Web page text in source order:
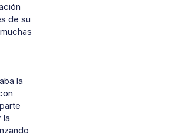
de su
la
la